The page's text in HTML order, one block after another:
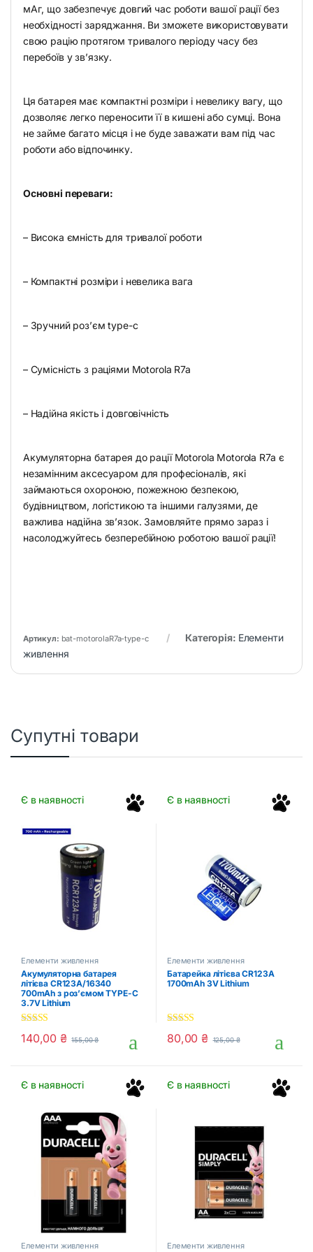
мАг, що забезпечує довгий час роботи вашої рації без
необхідності заряджання. Ви зможете використовувати
свою рацію протягом тривалого періоду часу без
перебоїв у зв’язку.
Ця батарея має компактні розміри і невелику вагу, що
дозволяє легко переносити її в кишені або сумці. Вона
не займе багато місця і не буде заважати вам під час
роботи або відпочинку.
Основні переваги:
– Висока ємність для тривалої роботи
– Компактні розміри і невелика вага
– Зручний роз’єм type-c
– Сумісність з раціями Motorola R7a
– Надійна якість і довговічність
Акумуляторна батарея до рації Motorola Motorola R7a є
незамінним аксесуаром для професіоналів, які
займаються охороною, пожежною безпекою,
будівництвом, логістикою та іншими галузями, де
важлива надійна зв’язок. Замовляйте прямо зараз і
насолоджуйтесь безперебійною роботою вашої рації!
Артикул: bat-motorolaR7a-type-c Категорія: Елементи
живлення
Супутні товари
Є в наявності
Елементи живлення
Акумуляторна батарея
літієва CR123A/16340
700mAh з роз’ємом TYPE-C
3.7V Lithium
5.00 out of 5
140,00₴ 155,00₴
Є в наявності
Елементи живлення
Батарейка літієва CR123A
1700mAh 3V Lithium
5.00 out of 5
80,00₴ 125,00₴
Є в наявності
Елементи живлення
Є в наявності
Елементи живлення